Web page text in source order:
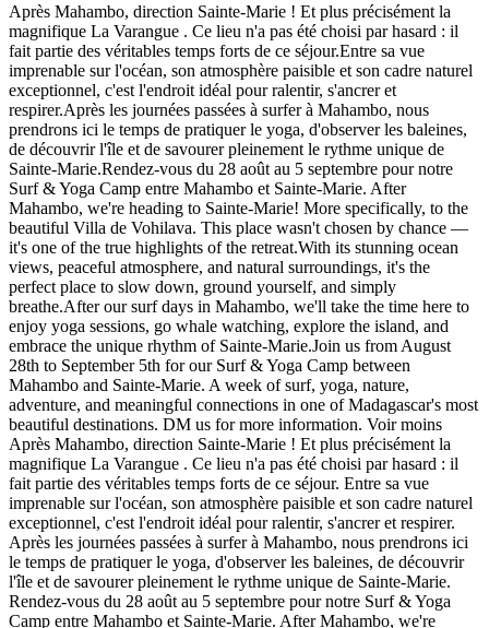
Après Mahambo, direction Sainte-Marie ! Et plus précisément la
magnifique La Varangue . Ce lieu n'a pas été choisi par hasard : il
fait partie des véritables temps forts de ce séjour.Entre sa vue
imprenable sur l'océan, son atmosphère paisible et son cadre naturel
exceptionnel, c'est l'endroit idéal pour ralentir, s'ancrer et
respirer.Après les journées passées à surfer à Mahambo, nous
prendrons ici le temps de pratiquer le yoga, d'observer les baleines,
de découvrir l'île et de savourer pleinement le rythme unique de
Sainte-Marie.Rendez-vous du 28 août au 5 septembre pour notre
Surf & Yoga Camp entre Mahambo et Sainte-Marie. After
Mahambo, we're heading to Sainte-Marie! More specifically, to the
beautiful Villa de Vohilava. This place wasn't chosen by chance —
it's one of the true highlights of the retreat.With its stunning ocean
views, peaceful atmosphere, and natural surroundings, it's the
perfect place to slow down, ground yourself, and simply
breathe.After our surf days in Mahambo, we'll take the time here to
enjoy yoga sessions, go whale watching, explore the island, and
embrace the unique rhythm of Sainte-Marie.Join us from August
28th to September 5th for our Surf & Yoga Camp between
Mahambo and Sainte-Marie. A week of surf, yoga, nature,
adventure, and meaningful connections in one of Madagascar's most
beautiful destinations. DM us for more information. Voir moins
Après Mahambo, direction Sainte-Marie ! Et plus précisément la
magnifique La Varangue . Ce lieu n'a pas été choisi par hasard : il
fait partie des véritables temps forts de ce séjour. Entre sa vue
imprenable sur l'océan, son atmosphère paisible et son cadre naturel
exceptionnel, c'est l'endroit idéal pour ralentir, s'ancrer et respirer.
Après les journées passées à surfer à Mahambo, nous prendrons ici
le temps de pratiquer le yoga, d'observer les baleines, de découvrir
l'île et de savourer pleinement le rythme unique de Sainte-Marie.
Rendez-vous du 28 août au 5 septembre pour notre Surf & Yoga
Camp entre Mahambo et Sainte-Marie. After Mahambo, we're